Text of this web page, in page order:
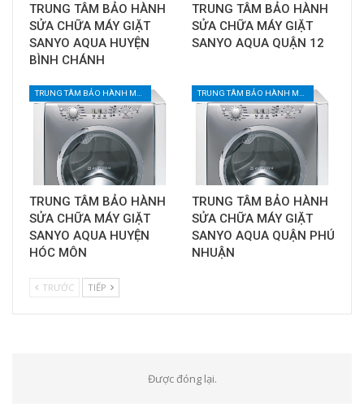
TRUNG TÂM BẢO HÀNH
SỬA CHỮA MÁY GIẶT
SANYO AQUA HUYỆN
BÌNH CHÁNH
TRUNG TÂM BẢO HÀNH
SỬA CHỮA MÁY GIẶT
SANYO AQUA QUẬN 12
TRUNG TÂM BẢO HÀNH
SỬA CHỮA MÁY GIẶT
SANYO AQUA HUYỆN
HÓC MÔN
TRUNG TÂM BẢO HÀNH
SỬA CHỮA MÁY GIẶT
SANYO AQUA QUẬN PHÚ
NHUẬN
TRƯỚC TIẾP
Được đóng lại.